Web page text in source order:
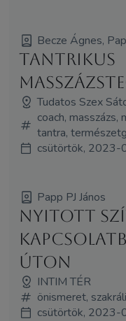
Becze Ágnes,
Tantrikus
Tudatos Szex
coach, masszázs,
tantra,
csütörtök,
Papp PJ János
Nyitott
úton
INTIM TÉR
önismeret,
csütörtök,